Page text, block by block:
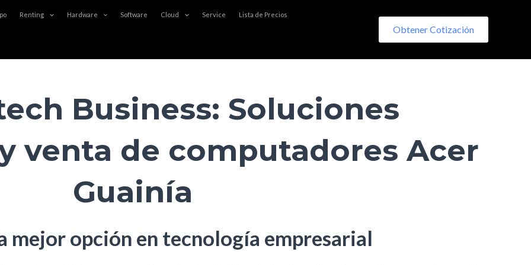
Renting Hardware Software Cloud Service Lista de Precios
Obtener Cotización
Business: Soluciones
venta de computadores Acer
Guainía
mejor opción en tecnología empresarial